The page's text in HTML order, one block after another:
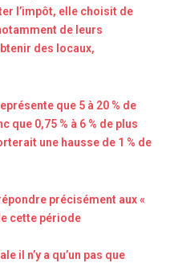
l’impôt, elle choisit de
de leurs
des locaux,
que 5 à 20 % de
0,75 % à 6 % de plus
une hausse de 1 % de
précisément aux «
cette période
il n’y a qu’un pas que